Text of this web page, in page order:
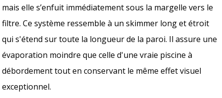
mais elle s’enfuit immédiatement sous la margelle vers le
filtre. Ce système ressemble à un skimmer long et étroit
qui s'étend sur toute la longueur de la paroi. Il assure une
évaporation moindre que celle d'une vraie piscine à
débordement tout en conservant le même effet visuel
exceptionnel.